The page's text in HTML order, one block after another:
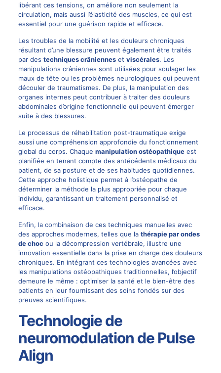
libérant ces tensions, on améliore non seulement la
circulation, mais aussi l’élasticité des muscles, ce qui est
essentiel pour une guérison rapide et efficace.
Les troubles de la mobilité et les douleurs chroniques
résultant d’une blessure peuvent également être traités
par des techniques crânienneset viscérales. Les
manipulations crâniennes sont utilisées pour soulager les
maux de tête ou les problèmes neurologiques qui peuvent
découler de traumatismes. De plus, la manipulation des
organes internes peut contribuer à traiter des douleurs
abdominales d’origine fonctionnelle qui peuvent émerger
suite à des blessures.
Le processus de réhabilitation post-traumatique exige
aussi une compréhension approfondie du fonctionnement
global du corps. Chaque manipulation ostéopathiqueest
planifiée en tenant compte des antécédents médicaux du
patient, de sa posture et de ses habitudes quotidiennes.
Cette approche holistique permet à l’ostéopathe de
déterminer la méthode la plus appropriée pour chaque
individu, garantissant un traitement personnalisé et
efficace.
Enfin, la combinaison de ces techniques manuelles avec
des approches modernes, telles que la thérapie par ondes
de choc ou la décompression vertébrale, illustre une
innovation essentielle dans la prise en charge des douleurs
chroniques. En intégrant ces technologies avancées avec
les manipulations ostéopathiques traditionnelles, l’objectif
demeure le même : optimiser la santé et le bien-être des
patients en leur fournissant des soins fondés sur des
preuves scientifiques.
Technologie de
neuromodulation de Pulse
Align